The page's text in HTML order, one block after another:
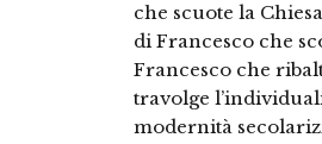
che scuote la
di Francesco che
Francesco che
travolge
modernità